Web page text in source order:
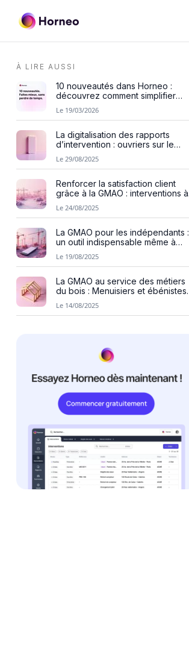
À LIRE AUSSI
10 nouveautés dans Horneo :
découvrez comment simplifier
Le 19/03/2026
La digitalisation des rapports
d’intervention : ouvriers sur le
Le 29/08/2025
Renforcer la satisfaction client
grâce à la GMAO : interventions à
Le 24/08/2025
La GMAO pour les indépendants :
un outil indispensable même à
Le 19/08/2025
La GMAO au service des métiers
du bois : Menuisiers et ébénistes
Le 14/08/2025